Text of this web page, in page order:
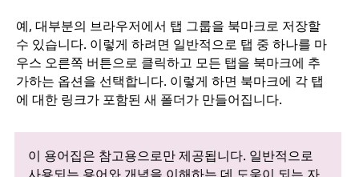
예, 대부분의 브라우저에서 탭 그룹을 북마크로 저장할
수 있습니다. 이렇게 하려면 일반적으로 탭 중 하나를 마
우스 오른쪽 버튼으로 클릭하고 모든 탭을 북마크에 추
가하는 옵션을 선택합니다. 이렇게 하면 북마크에 각 탭
에 대한 링크가 포함된 새 폴더가 만들어집니다.
이 용어집은 참고용으로만 제공됩니다. 일반적으로
사용되는 용어와 개념을 이해하는 데 도움이 되는 자